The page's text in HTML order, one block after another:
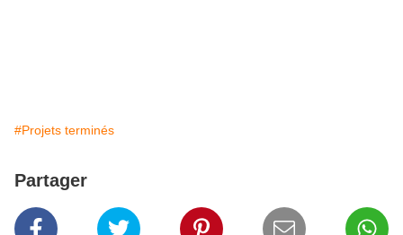
#Projets terminés
Partager